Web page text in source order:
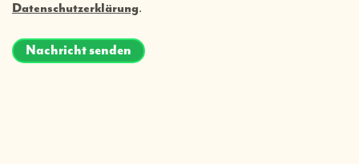
Datenschutzerklärung.
Nachricht senden